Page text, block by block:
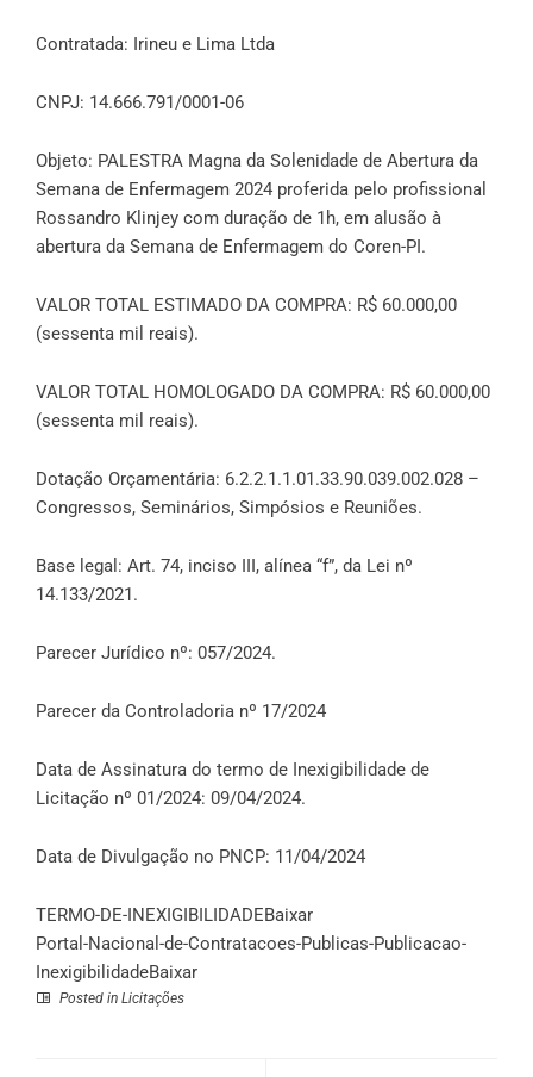
Contratada: Irineu e Lima Ltda
CNPJ: 14.666.791/0001-06
Objeto: PALESTRA Magna da Solenidade de Abertura da
Semana de Enfermagem 2024 proferida pelo profissional
Rossandro Klinjey com duração de 1h, em alusão à
abertura da Semana de Enfermagem do Coren-PI.
VALOR TOTAL ESTIMADO DA COMPRA: R$ 60.000,00
(sessenta mil reais).
VALOR TOTAL HOMOLOGADO DA COMPRA: R$ 60.000,00
(sessenta mil reais).
Dotação Orçamentária: 6.2.2.1.1.01.33.90.039.002.028 –
Congressos, Seminários, Simpósios e Reuniões.
Base legal: Art. 74, inciso III, alínea “f”, da Lei nº
14.133/2021.
Parecer Jurídico nº: 057/2024.
Parecer da Controladoria nº 17/2024
Data de Assinatura do termo de Inexigibilidade de
Licitação nº 01/2024: 09/04/2024.
Data de Divulgação no PNCP: 11/04/2024
TERMO-DE-INEXIGIBILIDADEBaixar
Portal-Nacional-de-Contratacoes-Publicas-Publicacao-
InexigibilidadeBaixar
Posted in Licitações